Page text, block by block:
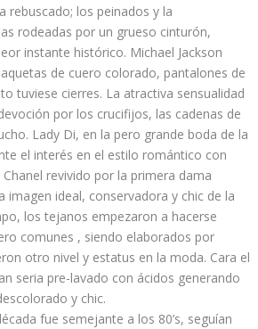
rebuscado; los peinados y la
rodeadas por un grueso cinturón,
instante histórico. Michael Jackson
de cuero colorado, pantalones de
tuviese cierres. La atractiva sensualidad
por los crucifijos, las cadenas de
Lady Di, en la pero grande boda de la
el interés en el estilo romántico con
revivido por la primera dama
imagen ideal, conservadora y chic de la
los tejanos empezaron a hacerse
comunes , siendo elaborados por
otro nivel y estatus en la moda. Cara el
seria pre-lavado con ácidos generando
y chic.
fue semejante a los 80’s, seguían